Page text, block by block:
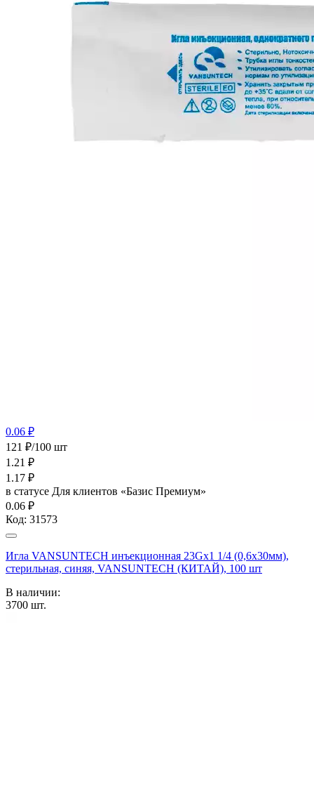
0.06 ₽
121 ₽/100 шт
1.21 ₽
1.17 ₽
в статусе Для клиентов «Базис Премиум»
0.06 ₽
Код: 31573
Игла VANSUNTECH инъекционная 23Gх1 1/4 (0,6х30мм),
стерильная, синяя, VANSUNTECH (КИТАЙ), 100 шт
В наличии:
3700 шт.